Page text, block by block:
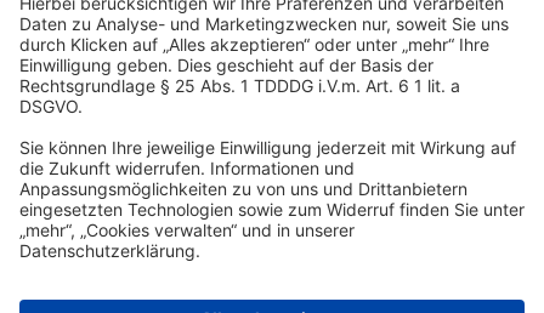
Fax: +49 40 300 322 109
kontakt@dsr-hotelholding.de